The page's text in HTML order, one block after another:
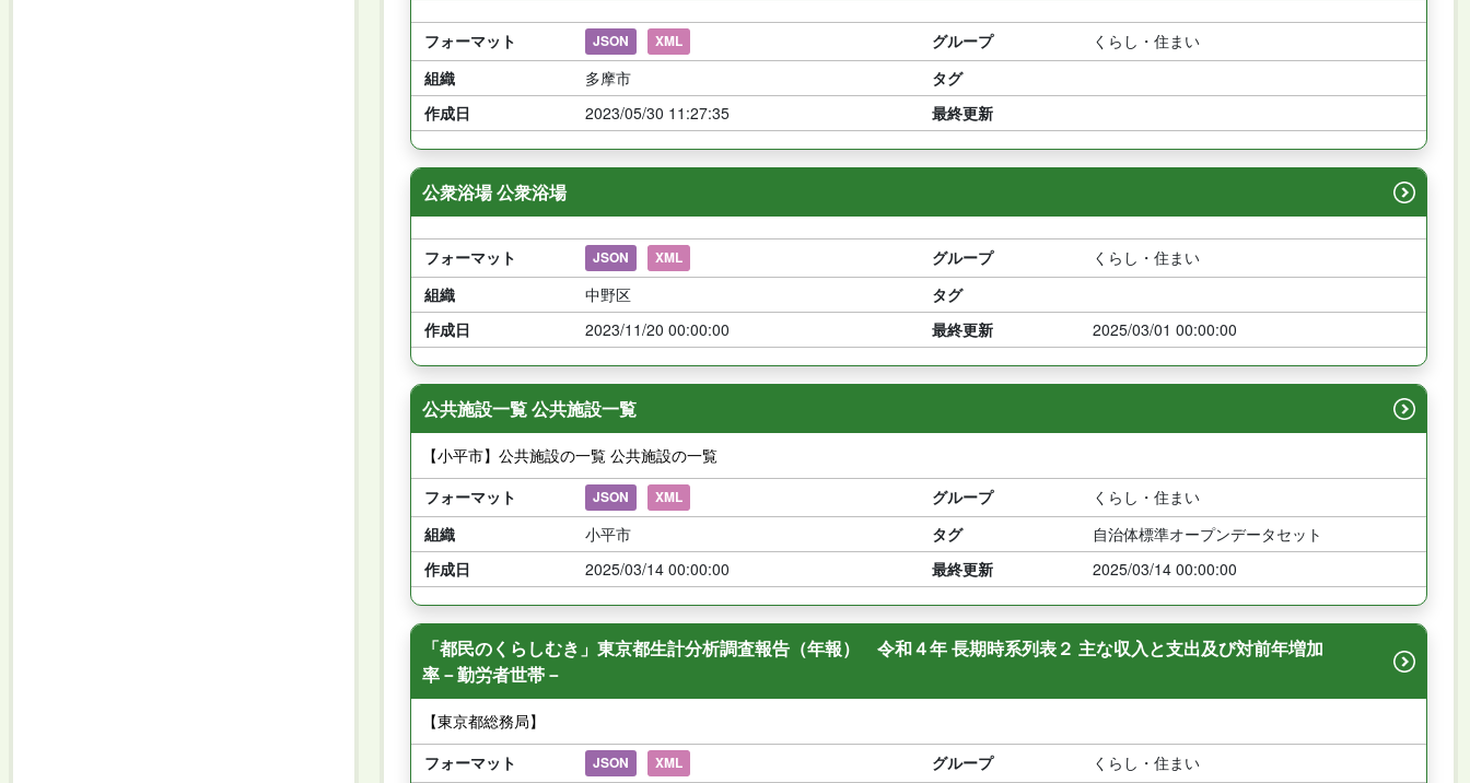
フォーマット JSON XML グループ
くらし・住まい
組織
多摩市
タグ
作成日
2023/05/30 11:27:35 最終更新
公衆浴場 公衆浴場
フォーマット JSON XML グループ
くらし・住まい
組織
中野区
タグ
作成日
2023/11/20 00:00:00 最終更新 2025/03/01 00:00:00
公共施設一覧 公共施設一覧
【小平市】公共施設の一覧 公共施設の一覧
フォーマット
JSON XML グループ
くらし・住まい
組織
小平市 タグ
自治体標準オープンデータセット
作成日
2025/03/14 00:00:00 最終更新 2025/03/14 00:00:00
「都民のくらしむき」東京都生計分析調査報告（年報） 令和４年 長期時系列表２ 主な収入と支出及び対前年増加
率－勤労者世帯－
【東京都総務局】
フォーマット
JSON XML グループ
くらし・住まい